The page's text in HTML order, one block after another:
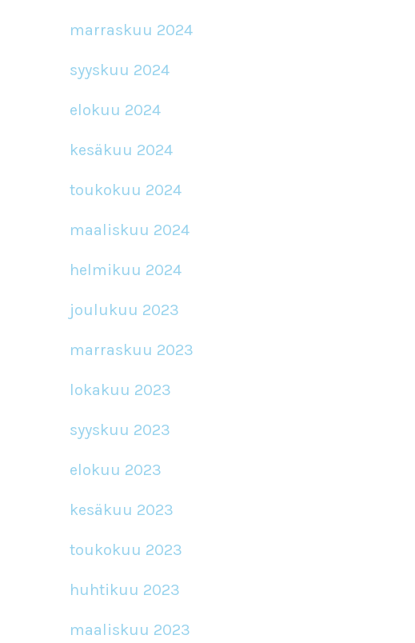
marraskuu 2024
syyskuu 2024
elokuu 2024
kesäkuu 2024
toukokuu 2024
maaliskuu 2024
helmikuu 2024
joulukuu 2023
marraskuu 2023
lokakuu 2023
syyskuu 2023
elokuu 2023
kesäkuu 2023
toukokuu 2023
huhtikuu 2023
maaliskuu 2023